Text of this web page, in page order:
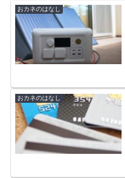
おカネのはなし
おカネのはなし